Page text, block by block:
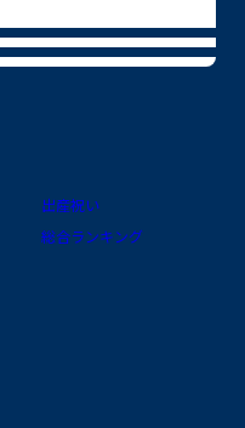
出産祝い
総合ランキング